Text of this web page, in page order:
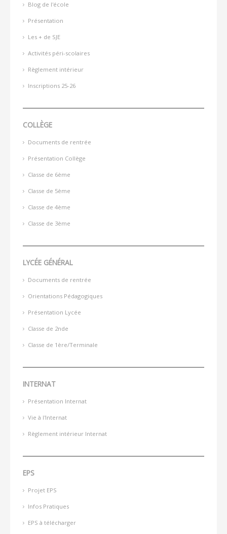
Blog de l'école
Présentation
Les + de SJE
Activités péri-scolaires
Règlement intérieur
Inscriptions 25-26
COLLÈGE
Documents de rentrée
Présentation Collège
Classe de 6ème
Classe de 5ème
Classe de 4ème
Classe de 3ème
LYCÉE GÉNÉRAL
Documents de rentrée
Orientations Pédagogiques
Présentation Lycée
Classe de 2nde
Classe de 1ère/Terminale
INTERNAT
Présentation Internat
Vie à l'Internat
Règlement intérieur Internat
EPS
Projet EPS
Infos Pratiques
EPS à télécharger